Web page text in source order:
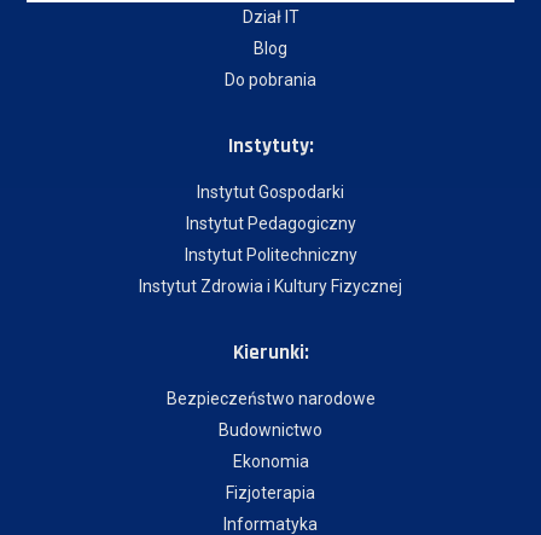
Dział IT
Blog
Do pobrania
Instytuty:
Instytut Gospodarki
Instytut Pedagogiczny
Instytut Politechniczny
Instytut Zdrowia i Kultury Fizycznej
Kierunki:
Bezpieczeństwo narodowe
Budownictwo
Ekonomia
Fizjoterapia
Informatyka